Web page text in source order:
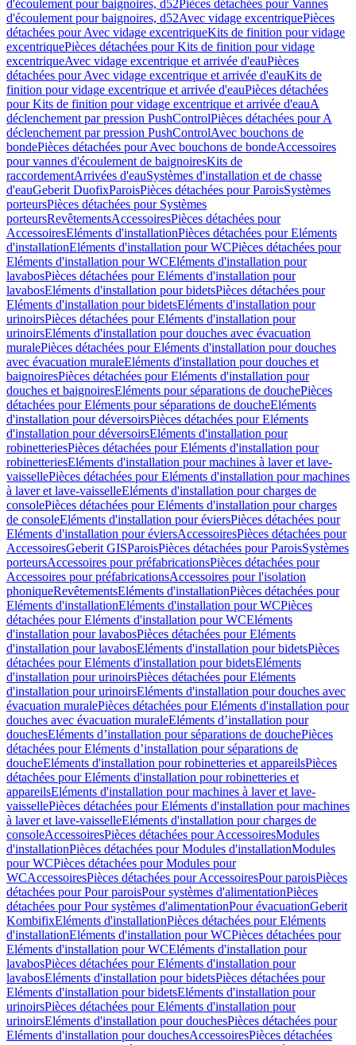
d'écoulement pour baignoires, d52Pièces détachées pour Vannes
d'écoulement pour baignoires, d52Avec vidage excentriquePièces
détachées pour Avec vidage excentriqueKits de finition pour vidage
excentriquePièces détachées pour Kits de finition pour vidage
excentriqueAvec vidage excentrique et arrivée d'eauPièces
détachées pour Avec vidage excentrique et arrivée d'eauKits de
finition pour vidage excentrique et arrivée d'eauPièces détachées
pour Kits de finition pour vidage excentrique et arrivée d'eauA
déclenchement par pression PushControlPièces détachées pour A
déclenchement par pression PushControlAvec bouchons de
bondePièces détachées pour Avec bouchons de bondeAccessoires
pour vannes d'écoulement de baignoiresKits de
raccordementArrivées d'eauSystèmes d'installation et de chasse
d'eauGeberit DuofixParoisPièces détachées pour ParoisSystèmes
porteursPièces détachées pour Systèmes
porteursRevêtementsAccessoiresPièces détachées pour
AccessoiresEléments d'installationPièces détachées pour Eléments
d'installationEléments d'installation pour WCPièces détachées pour
Eléments d'installation pour WCEléments d'installation pour
lavabosPièces détachées pour Eléments d'installation pour
lavabosEléments d'installation pour bidetsPièces détachées pour
Eléments d'installation pour bidetsEléments d'installation pour
urinoirsPièces détachées pour Eléments d'installation pour
urinoirsEléments d'installation pour douches avec évacuation
muralePièces détachées pour Eléments d'installation pour douches
avec évacuation muraleEléments d'installation pour douches et
baignoiresPièces détachées pour Eléments d'installation pour
douches et baignoiresEléments pour séparations de douchePièces
détachées pour Eléments pour séparations de doucheEléments
d'installation pour déversoirsPièces détachées pour Eléments
d'installation pour déversoirsEléments d'installation pour
robinetteriesPièces détachées pour Eléments d'installation pour
robinetteriesEléments d'installation pour machines à laver et lave-
vaissellePièces détachées pour Eléments d'installation pour machines
à laver et lave-vaisselleEléments d'installation pour charges de
consolePièces détachées pour Eléments d'installation pour charges
de consoleEléments d'installation pour éviersPièces détachées pour
Eléments d'installation pour éviersAccessoiresPièces détachées pour
AccessoiresGeberit GISParoisPièces détachées pour ParoisSystèmes
porteursAccessoires pour préfabricationsPièces détachées pour
Accessoires pour préfabricationsAccessoires pour l'isolation
phoniqueRevêtementsEléments d'installationPièces détachées pour
Eléments d'installationEléments d'installation pour WCPièces
détachées pour Eléments d'installation pour WCEléments
d'installation pour lavabosPièces détachées pour Eléments
d'installation pour lavabosEléments d'installation pour bidetsPièces
détachées pour Eléments d'installation pour bidetsEléments
d'installation pour urinoirsPièces détachées pour Eléments
d'installation pour urinoirsEléments d'installation pour douches avec
évacuation muralePièces détachées pour Eléments d'installation pour
douches avec évacuation muraleEléments d’installation pour
douchesEléments d’installation pour séparations de douchePièces
détachées pour Eléments d’installation pour séparations de
doucheEléments d'installation pour robinetteries et appareilsPièces
détachées pour Eléments d'installation pour robinetteries et
appareilsEléments d'installation pour machines à laver et lave-
vaissellePièces détachées pour Eléments d'installation pour machines
à laver et lave-vaisselleEléments d'installation pour charges de
consoleAccessoiresPièces détachées pour AccessoiresModules
d'installationPièces détachées pour Modules d'installationModules
pour WCPièces détachées pour Modules pour
WCAccessoiresPièces détachées pour AccessoiresPour paroisPièces
détachées pour Pour paroisPour systèmes d'alimentationPièces
détachées pour Pour systèmes d'alimentationPour évacuationGeberit
KombifixEléments d'installationPièces détachées pour Eléments
d'installationEléments d'installation pour WCPièces détachées pour
Eléments d'installation pour WCEléments d'installation pour
lavabosPièces détachées pour Eléments d'installation pour
lavabosEléments d'installation pour bidetsPièces détachées pour
Eléments d'installation pour bidetsEléments d'installation pour
urinoirsPièces détachées pour Eléments d'installation pour
urinoirsEléments d'installation pour douchesPièces détachées pour
Eléments d'installation pour douchesAccessoiresPièces détachées